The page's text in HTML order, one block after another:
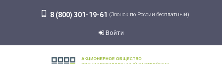
8 (800) 301-19-61 (Звонок по России бесплатный)
Войти